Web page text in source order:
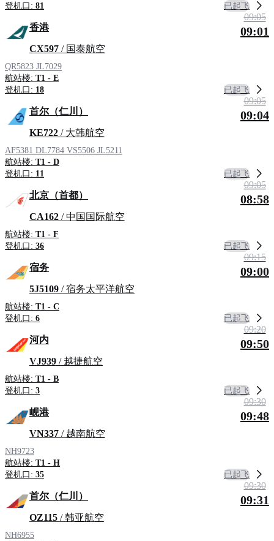
登机口: 81 已起飞
香港
CX597 / 国泰航空
QR5823 JL7029
航站楼: T1 - E
登机口: 18
09:05
09:01
已起飞
首尔（仁川）
KE722 / 大韩航空
AF5381 DL7784 VS5506 JL5211
航站楼: T1 - D
登机口: 11
09:05
09:04
已起飞
北京（首都）
CA162 / 中国国际航空
航站楼: T1 - F
登机口: 36
09:05
08:58
已起飞
宿务
5J5109 / 宿务太平洋航空
航站楼: T1 - C
登机口: 6
09:15
09:00
已起飞
河内
VJ939 / 越捷航空
航站楼: T1 - B
登机口: 3
09:20
09:50
已起飞
岘港
VN337 / 越南航空
NH9723
航站楼: T1 - H
登机口: 35
09:30
09:48
已起飞
首尔（仁川）
OZ115 / 韩亚航空
NH6955
09:30
09:31